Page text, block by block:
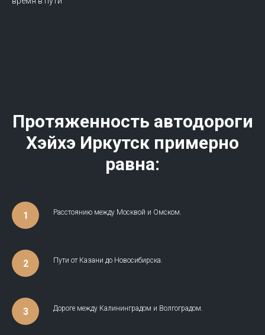
Протяженность автодороги
Хэйхэ Иркутск примерно
равна:
Расстоянию между Москвой и Омском.
Пути от Казани до Новосибирска.
Дороге между Калининградом и Волгоградом.